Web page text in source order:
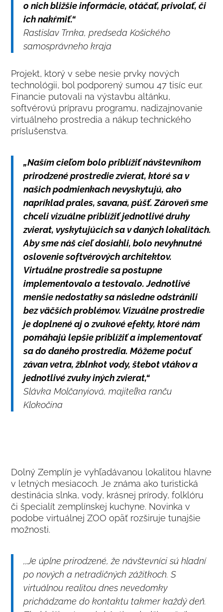
o nich bližšie informácie, otáčať, privolať, či
ich nakŕmiť.“
Rastislav Trnka, predseda Košického
samosprávneho kraja
Projekt, ktorý v sebe nesie prvky nových
technológii, bol podporený sumou 47 tisíc eur.
Financie putovali na výstavbu altánku,
softvérovú prípravu programu, nadizajnovanie
virtuálneho prostredia a nákup technického
príslušenstva.
„Naším cieľom bolo priblížiť návštevníkom
prirodzené prostredie zvierat, ktoré sa v
našich podmienkach nevyskytujú, ako
napríklad prales, savana, púšť. Zároveň sme
chceli vizuálne priblížiť jednotlivé druhy
zvierat, vyskytujúcich sa v daných lokalitách.
Aby sme náš cieľ dosiahli, bolo nevyhnutné
oslovenie softvérových architektov.
Virtuálne prostredie sa postupne
implementovalo a testovalo. Jednotlivé
menšie nedostatky sa následne odstránili
bez väčších problémov. Vizuálne prostredie
je doplnené aj o zvukové efekty, ktoré nám
pomáhajú lepšie priblížiť a implementovať
sa do daného prostredia. Môžeme počuť
závan vetra, žblnkot vody, štebot vtákov a
jednotlivé zvuky iných zvierat,“
Slávka Molčanyiová, majiteľka ranču
Klokočina
Dolný Zemplín je vyhľadávanou lokalitou hlavne
v letných mesiacoch. Je známa ako turistická
destinácia slnka, vody, krásnej prírody, folklóru
či špecialít zemplínskej kuchyne. Novinka v
podobe virtuálnej ZOO opäť rozširuje tunajšie
možnosti.
,,Je úplne prirodzené, že návštevníci sú hladní
po nových a netradičných zážitkoch. S
virtuálnou realitou dnes nevedomky
prichádzame do kontaktu takmer každý deň.